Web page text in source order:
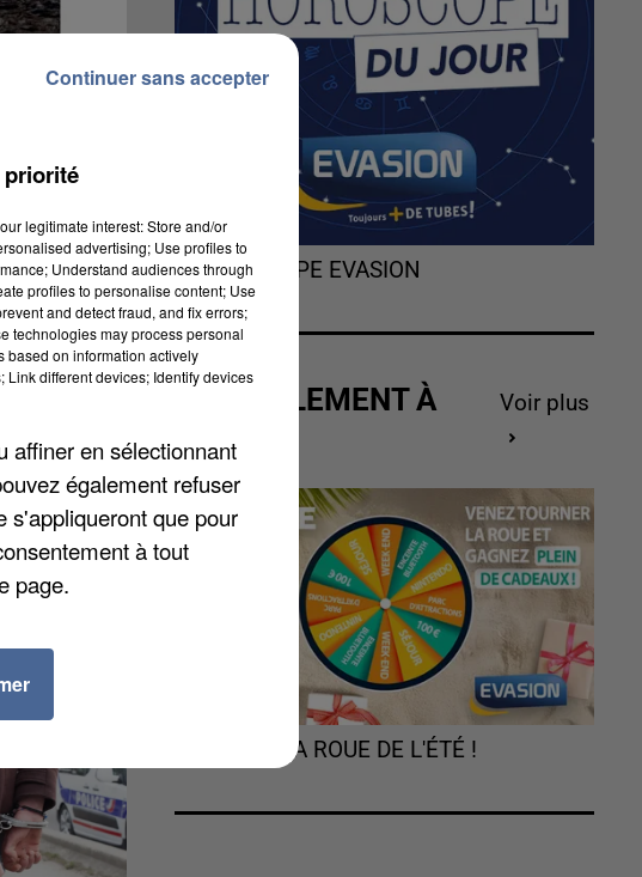
de
de toute
la jeunesse
L'HOROSCOPE EVASION
ACTUELLEMENT À
Voir plus
TOURNEZ LA ROUE DE L'ÉTÉ !
priorité
legitimate interest: Store and/or
advertising; Use profiles to
Understand audiences through
profiles to personalise content; Use
and detect fraud, and fix errors;
technologies may process personal
based on information actively
different devices; Identify devices
affiner en sélectionnant
également refuser
s'appliqueront que pour
à tout
page.
Continuer sans accepter